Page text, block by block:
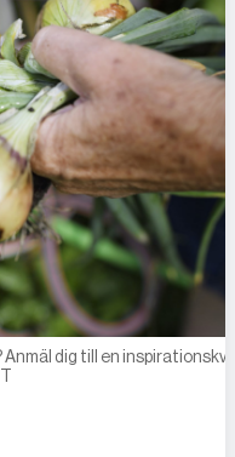
dig till en